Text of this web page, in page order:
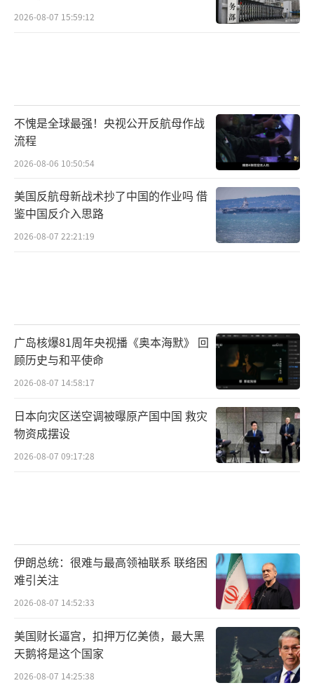
也没留情面，硬是要他们重谈北美自贸协定，
着他们把军费提高到占GDP的2%。
沃尔特搬出一个欧盟外交官的话：“每回
跟特朗普开会，就跟看真人秀似的，根本猜不
到他下一句会冒出啥奇葩话。”
这反复无常可把欧洲人心凉透了，连法国
沃尔特专门把“边境墙闹剧”列为重大失
误，说这是“既残酷又不顶用的政策”。
为了盖那堵墙，特朗普硬是让政府停摆了3
5天，还把墨西哥当成了假想对头，说啥墨西哥
得买单，结果最终还是美国老百姓掏了五十多
专家都怒了，说这简直就是“酷刑”嘛。
结果边境墙没挡住移民，反倒惹恼了好多
拉美国家。墨西哥总统直言特朗普是“种族主
义者”，中美洲国家也懒得跟美国合伙打毒
品，理由就是“没道理帮个不尊重咱们的国
家”。
2026-08-07 15:59:12
不愧是全球最强！央视公开反航母作战
流程
2026-08-06 10:50:54
美国反航母新战术抄了中国的作业吗 借
鉴中国反介入思路
2026-08-07 22:21:19
广岛核爆81周年央视播《奥本海默》 回
顾历史与和平使命
2026-08-07 14:58:17
日本向灾区送空调被曝原产国中国 救灾
物资成摆设
2026-08-07 09:17:28
伊朗总统：很难与最高领袖联系 联络困
难引关注
2026-08-07 14:52:33
美国财长逼宫，扣押万亿美债，最大黑
天鹅将是这个国家
2026-08-07 14:25:38